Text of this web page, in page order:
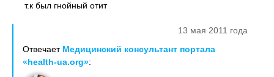
т.к был гнойный отит
13 мая 2011 года
Отвечает Медицинский консультант портала
«health-ua.org»: